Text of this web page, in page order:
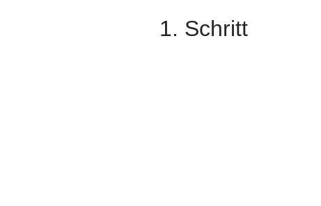
1. Schritt
Die Strahlung ist vergleichbar mit der von
CT-Untersuchungen und baut sich in 1-2